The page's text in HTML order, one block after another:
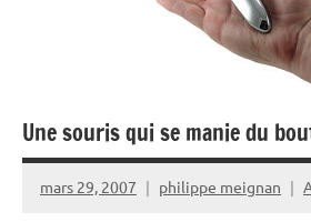
Une souris qui se manie du
mars 29, 2007 philippe meignan